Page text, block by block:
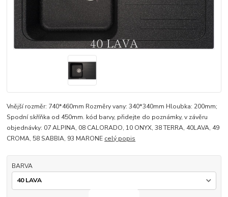
Vnější rozměr: 740*460mm Rozměry vany: 340*340mm Hloubka: 200mm;
Spodní skříňka od 450mm. kód barvy, přidejte do poznámky, v závěru
objednávky: 07 ALPINA, 08 CALORADO, 10 ONYX, 38 TERRA, 40LAVA, 49
CROMA, 58 SABBIA, 93 MARONE celý popis
BARVA